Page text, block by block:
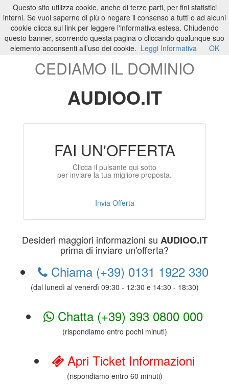
Toggle
ILTUO.IT
CEDIAMO IL DOMINIO
AUDIOO.IT
FAI UN'OFFERTA
Clicca il pulsante qui sotto
per inviare la tua migliore proposta.
Invia Offerta
Desideri maggiori informazioni su AUDIOO.IT
prima di inviare un'offerta?
Chiama (+39) 0131 1922 330
(dal lunedì al venerdì 09:30 - 12:30 e 14:30 - 18:30)
Chatta (+39) 393 0800 000
(rispondiamo entro pochi minuti)
Apri Ticket Informazioni
(rispondiamo entro 60 minuti)
Questo sito utilizza cookie, anche di terze parti, per fini statistici
interni. Se vuoi saperne di più o negare il consenso a tutti o ad alcuni
cookie clicca sul link per leggere l'informativa estesa. Chiudendo
questo banner, scorrendo questa pagina o cliccando qualunque suo
elemento acconsenti all’uso dei cookie. Leggi Informativa OK